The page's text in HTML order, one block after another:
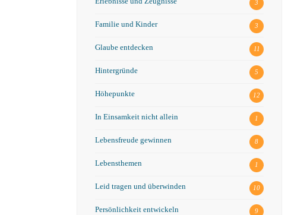
3
Familie und Kinder 3
Glaube entdecken 11
Hintergründe 5
Höhepunkte 12
In Einsamkeit nicht allein 1
Lebensfreude gewinnen 8
Lebensthemen 1
Leid tragen und überwinden 10
Persönlichkeit entwickeln 9